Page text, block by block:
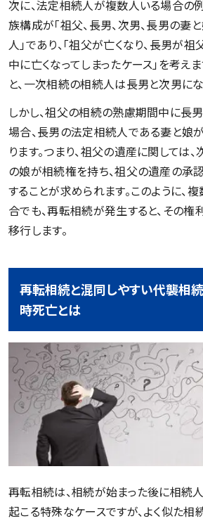
次に、法定相続人が複数人いる場合の
族構成が「祖父、長男、次男、長男の妻
人」であり、「祖父が亡くなり、長男が
中に亡くなってしまったケース」を考え
と、一次相続の相続人は長男と次男にな
しかし、祖父の相続の熟慮期間中に長
場合、長男の法定相続人である妻と娘
ります。つまり、祖父の遺産に関しては
の娘が相続権を持ち、祖父の遺産の承
することが求められます。このように、
合でも、再転相続が発生すると、その
移行します。
再転相続と混同しやすい代襲相
時死亡とは
再転相続は、相続が始まった後に相続
起こる特殊なケースですが、よく似た